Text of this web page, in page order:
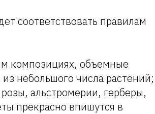
соответствовать правилам
композициях, объемные
небольшого числа растений;
альстромерии, герберы,
прекрасно впишутся в